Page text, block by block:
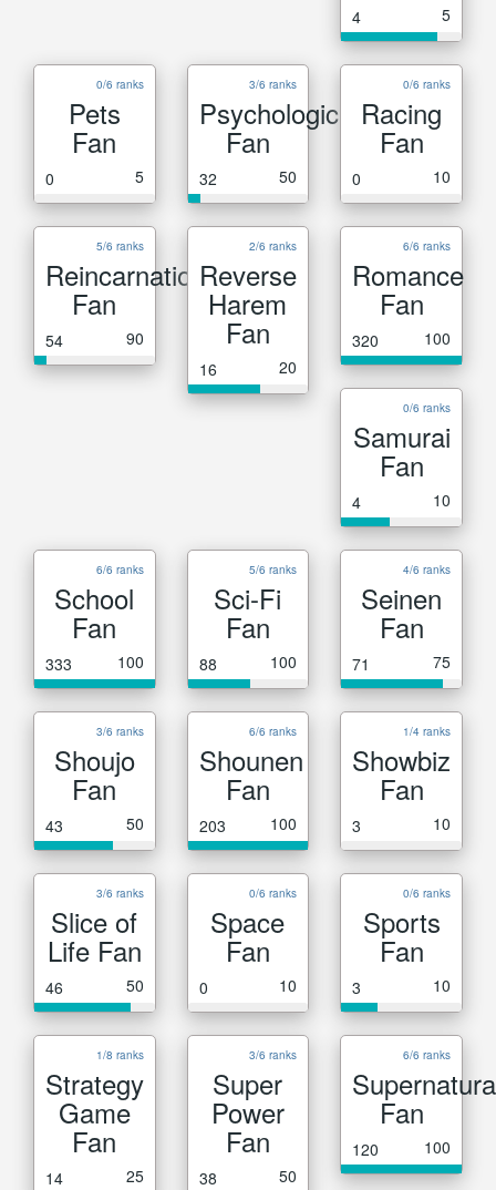
4 5
0/6 ranks
Pets
Fan
0 5
3/6 ranks
Psychological
Fan
32 50
0/6 ranks
Racing
Fan
0 10
5/6 ranks
Reincarnation
Fan
54 90
2/6 ranks
Reverse
Harem
Fan
16 20
6/6 ranks
Romance
Fan
320 100
0/6 ranks
Samurai
Fan
4 10
6/6 ranks
School
Fan
333 100
5/6 ranks
Sci-Fi
Fan
88 100
4/6 ranks
Seinen
Fan
71 75
3/6 ranks
Shoujo
Fan
43 50
6/6 ranks
Shounen
Fan
203 100
1/4 ranks
Showbiz
Fan
3 10
3/6 ranks
Slice of
Life Fan
46 50
0/6 ranks
Space
Fan
0 10
0/6 ranks
Sports
Fan
3 10
1/8 ranks
Strategy
Game
Fan
14 25
3/6 ranks
Super
Power
Fan
38 50
6/6 ranks
Fan
120 100